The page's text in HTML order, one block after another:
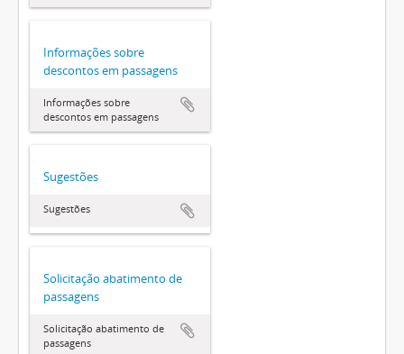
Informações sobre
descontos em passagens
Informações sobre
descontos em passagens
Sugestões
Sugestões
Solicitação abatimento de
passagens
Solicitação abatimento de
passagens